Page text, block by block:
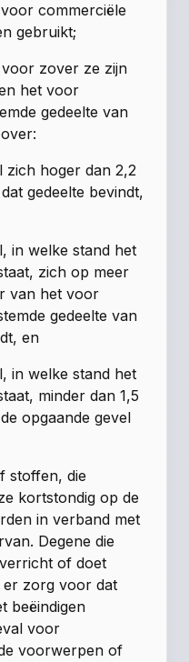
commerciële
gebruikt;
zover ze zijn
het voor
gedeelte van
zich hoger dan 2,2
gedeelte bevindt,
in welke stand het
zich op meer
van het voor
gedeelte van
en
in welke stand het
minder dan 1,5
opgaande gevel
stoffen, die
kortstondig op de
in verband met
Degene die
of doet
zorg voor dat
beëindigen
voor
voorwerpen of